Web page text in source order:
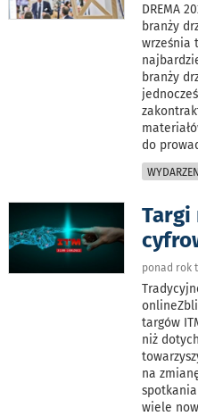
DREMA
branży
września
branży
do
Targi
ponad rok
targów
niż
na
wiele